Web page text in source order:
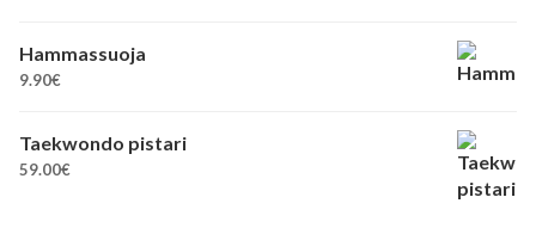
Hammassuoja
9.90€
Taekwondo pistari
59.00€